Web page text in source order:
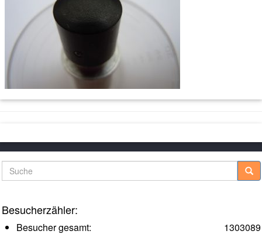
Suche
Besucherzähler:
1303089
Besucher gesamt: